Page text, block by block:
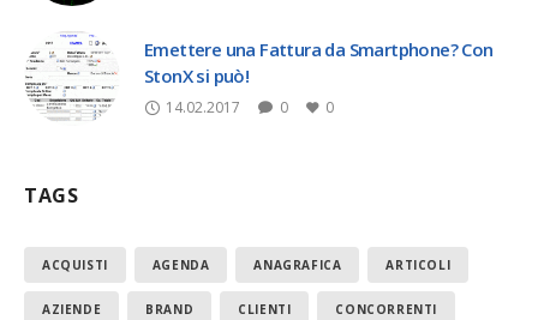
Emettere una Fattura da Smartphone? Con
StonX si può!
14.02.2017 0 0
TAGS
ACQUISTI AGENDA ANAGRAFICA ARTICOLI
AZIENDE BRAND CLIENTI CONCORRENTI